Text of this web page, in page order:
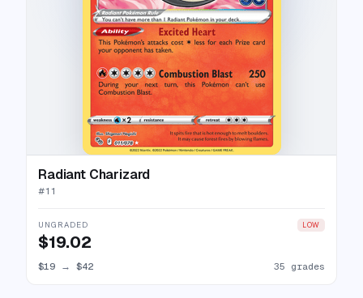
Radiant Charizard
#11
UNGRADED LOW
$19.02
$19 → $42 35 grades